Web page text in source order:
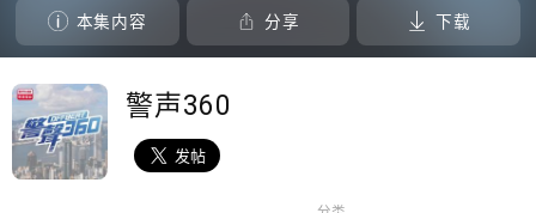
seconds 本集内容 分享 下载
警声360